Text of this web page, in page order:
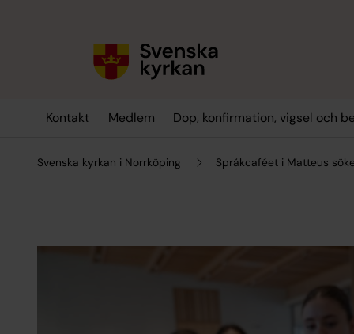
Kontakt Medlem Dop, konfirmation, vigsel och
Svenska kyrkan i Norrköping Språkcaféet i Matteus